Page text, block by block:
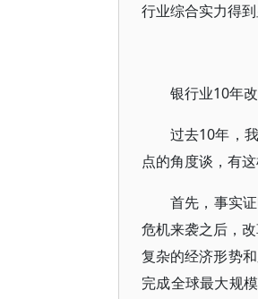
行业综合实力得
银行业10年
过去10年，
点的角度谈，有这
首先，事实
危机来袭之后，
复杂的经济形势
完成全球最大规